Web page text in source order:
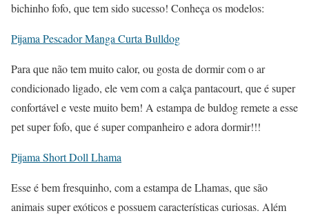
bichinho fofo, que tem sido sucesso! Conheça os modelos:
Pijama Pescador Manga Curta Bulldog
Para que não tem muito calor, ou gosta de dormir com o ar
condicionado ligado, ele vem com a calça pantacourt, que é super
confortável e veste muito bem! A estampa de buldog remete a esse
pet super fofo, que é super companheiro e adora dormir!!!
Pijama Short Doll Lhama
Esse é bem fresquinho, com a estampa de Lhamas, que são
animais super exóticos e possuem características curiosas. Além